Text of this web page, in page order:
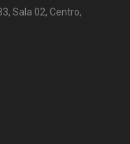
Sala 02, Centro,